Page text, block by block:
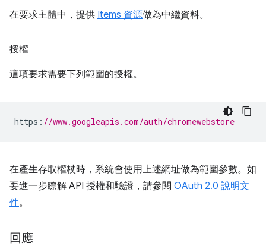
在要求主體中，提供 Items 資源做為中繼資料。
授權
這項要求需要下列範圍的授權。
https : //www.googleapis.com/auth/chromewebstore
在產生存取權杖時，系統會使用上述網址做為範圍參數。如
要進一步瞭解 API 授權和驗證，請參閱 OAuth 2.0 說明文
件。
回應